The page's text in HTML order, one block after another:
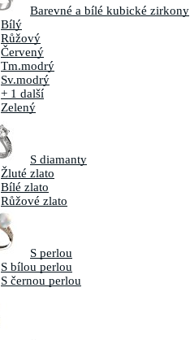
Barevné a bílé kubické zirkony
Bílý
Růžový
Červený
Tm.modrý
Sv.modrý
+ 1 další
Zelený
S diamanty
Žluté zlato
Bílé zlato
Růžové zlato
S perlou
S bílou perlou
S černou perlou